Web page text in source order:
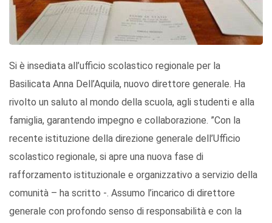
Si è insediata all’ufficio scolastico regionale per la
Basilicata Anna Dell’Aquila, nuovo direttore generale. Ha
rivolto un saluto al mondo della scuola, agli studenti e alla
famiglia, garantendo impegno e collaborazione. ”Con la
recente istituzione della direzione generale dell’Ufficio
scolastico regionale, si apre una nuova fase di
rafforzamento istituzionale e organizzativo a servizio della
comunità – ha scritto -. Assumo l’incarico di direttore
generale con profondo senso di responsabilità e con la